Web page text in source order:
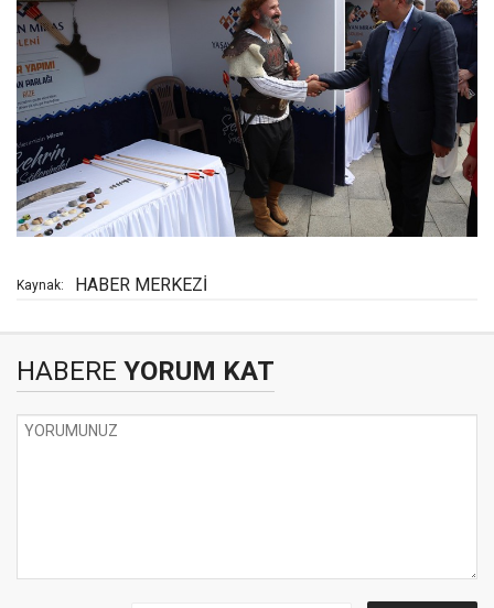
Kaynak: HABER MERKEZİ
HABERE YORUM KAT